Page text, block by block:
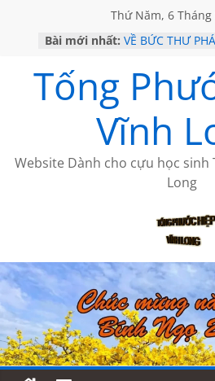
Thứ Năm, 6 Tháng
Bài mới nhất: VỀ BỨC THƯ
HỌC SỬ HỒI
MỘT ĐỜI ĐI
SÁCH
BẤT CHỢT CỦA
CÀ PHÊ NGẮM
Tống
Vĩnh
Website Dành cho cựu học sinh
Long